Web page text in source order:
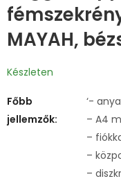
MAYAH,
Készleten
Főbb
jellemzők:
‘-
– A4
–
–
–